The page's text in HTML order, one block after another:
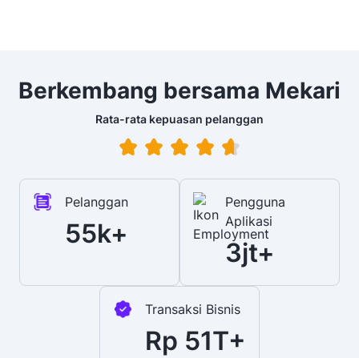
Berkembang bersama Mekari
Rata-rata kepuasan pelanggan
Pelanggan
55k+
Pengguna
Aplikasi
3jt+
Transaksi Bisnis
Rp 51T+